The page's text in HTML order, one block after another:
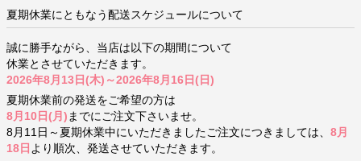
夏期休業にともなう配送スケジュールについて
誠に勝手ながら、当店は以下の期間について
休業とさせていただきます。
2026年8月13日(木)～2026年8月16日(日)
夏期休業前の発送をご希望の方は
8月10日(月) までにご注文下さいませ。
8月11日～夏期休業中にいただきましたご注文につきましては、 8月
18日 より順次、発送させていただきます。